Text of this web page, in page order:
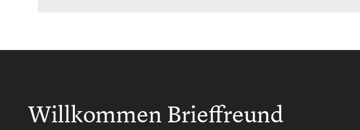
Willkommen Brieffreund